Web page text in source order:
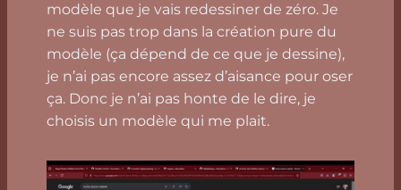
modèle que je vais redessiner de zéro. Je
ne suis pas trop dans la création pure du
modèle (ça dépend de ce que je dessine),
je n’ai pas encore assez d’aisance pour oser
ça. Donc je n’ai pas honte de le dire, je
choisis un modèle qui me plait.